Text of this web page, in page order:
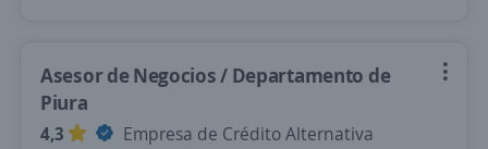
Asesor de Negocios / Departamento de
Piura
4,3
Empresa de Crédito Alternativa